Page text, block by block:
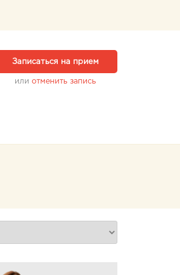
Записаться на прием
или отменить запись